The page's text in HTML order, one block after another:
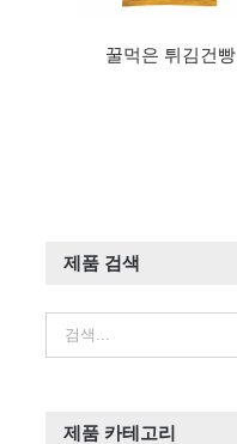
꿀먹은 튀김건빵
제품 검색
제품 카테고리